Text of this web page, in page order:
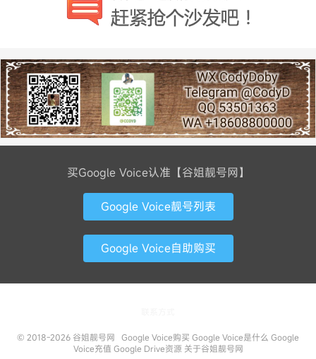
买Google Voice认准【谷姐靓号网】
Google Voice靓号列表
Google Voice自助购买
© 2018-2026 谷姐靓号网 Google Voice购买 Google Voice是什么 Google
Voice充值 Google Drive资源 关于谷姐靓号网